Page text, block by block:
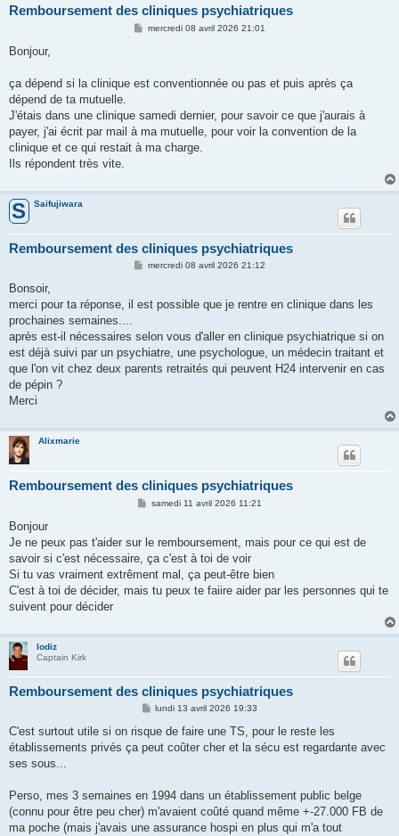
Remboursement des cliniques psychiatriques
M
g
mercredi 08 avril 2026 21:01
Bonjour,
ça dépend si la clinique est conventionnée ou pas et puis après ça
dépend de ta mutuelle.
J'étais dans une clinique samedi dernier, pour savoir ce que j'aurais à
payer, j'ai écrit par mail à ma mutuelle, pour voir la convention de la
clinique et ce qui restait à ma charge.
Ils répondent très vite.
S Saifujiwara
Remboursement des cliniques psychiatriques
M
a
mercredi 08 avril 2026 21:12
Bonsoir,
merci pour ta réponse, il est possible que je rentre en clinique dans les
prochaines semaines....
après est-il nécessaires selon vous d'aller en clinique psychiatrique si on
est déjà suivi par un psychiatre, une psychologue, un médecin traitant et
que l'on vit chez deux parents retraités qui peuvent H24 intervenir en cas
de pépin ?
Merci
Alixmarie
Remboursement des cliniques psychiatriques
M
a
g
e
samedi 11 avril 2026 11:21
Bonjour
Je ne peux pas t'aider sur le remboursement, mais pour ce qui est de
savoir si c'est nécessaire, ça c'est à toi de voir
Si tu vas vraiment extrêment mal, ça peut-être bien
C'est à toi de décider, mais tu peux te faiire aider par les personnes qui te
suivent pour décider
lodiz
Captain Kirk
Remboursement des cliniques psychiatriques
M
s
a
lundi 13 avril 2026 19:33
C'est surtout utile si on risque de faire une TS, pour le reste les
établissements privés ça peut coûter cher et la sécu est regardante avec
ses sous...
Perso, mes 3 semaines en 1994 dans un établissement public belge
(connu pour être peu cher) m'avaient coûté quand même +-27.000 FB de
ma poche (mais j'avais une assurance hospi en plus qui m'a tout